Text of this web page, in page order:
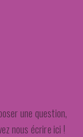
une question,
nous écrire ici !